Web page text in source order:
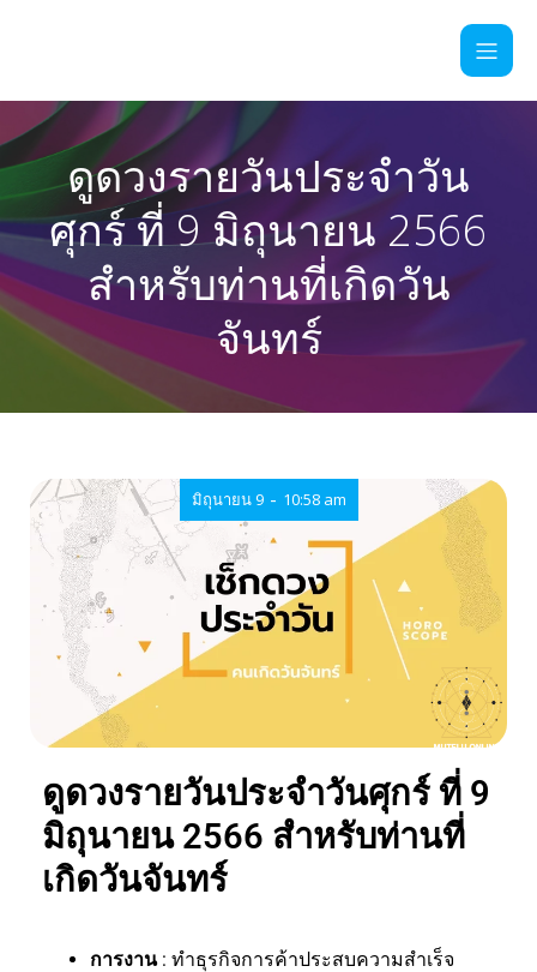
ดูดวงรายวันประจำวัน
ศุกร์ ที่ 9 มิถุนายน 2566
สำหรับท่านที่เกิดวัน
จันทร์
มิถุนายน 9 - 10:58 am
ดูดวงรายวันประจำวันศุกร์ ที่ 9
มิถุนายน 2566 สำหรับท่านที่
เกิดวันจันทร์
การงาน : ทำธุรกิจการค้าประสบความสำเร็จ